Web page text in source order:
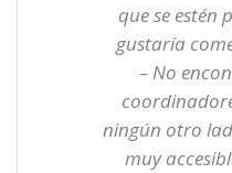
que se estén
gustaría
– No
ningún otro
muy